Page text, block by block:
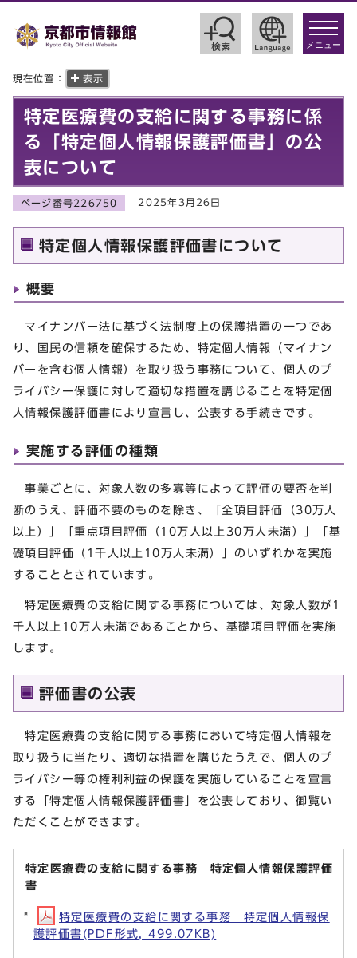
toggle
メニュー
現在位置： 表示
特定医療費の支給に関する事務に係
る「特定個人情報保護評価書」の公
表について
ページ番号226750 2025年3月26日
特定個人情報保護評価書について
概要
マイナンバー法に基づく法制度上の保護措置の一つであ
り、国民の信頼を確保するため、特定個人情報（マイナン
バーを含む個人情報）を取り扱う事務について、個人のプ
ライバシー保護に対して適切な措置を講じることを特定個
人情報保護評価書により宣言し、公表する手続きです。
実施する評価の種類
事業ごとに、対象人数の多寡等によって評価の要否を判
断のうえ、評価不要のものを除き、「全項目評価（30万人
以上）」「重点項目評価（10万人以上30万人未満）」「基
礎項目評価（1千人以上10万人未満）」のいずれかを実施
することとされています。
特定医療費の支給に関する事務については、対象人数が1
千人以上10万人未満であることから、基礎項目評価を実施
します。
評価書の公表
特定医療費の支給に関する事務において特定個人情報を
取り扱うに当たり、適切な措置を講じたうえで、個人のプ
ライバシー等の権利利益の保護を実施していることを宣言
する「特定個人情報保護評価書」を公表しており、御覧い
ただくことができます。
特定医療費の支給に関する事務 特定個人情報保護評価
書
特定医療費の支給に関する事務 特定個人情報保
護評価書(PDF形式, 499.07KB)